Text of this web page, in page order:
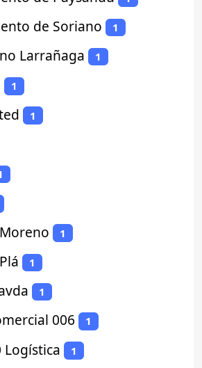
de Soriano 1
Larrañaga 1
1
1
1
1
1
006 1
Logística 1